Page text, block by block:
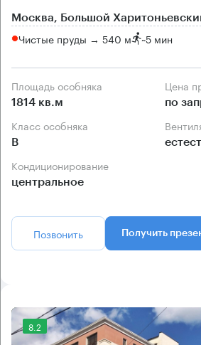
Москва, Большой
Чистые пруды → 540 м ~5 мин
Площадь особняка
1814 кв.м
Цена
по
Класс особняка
B
Кондиционирование
центральное
Позвонить Получить
8.2